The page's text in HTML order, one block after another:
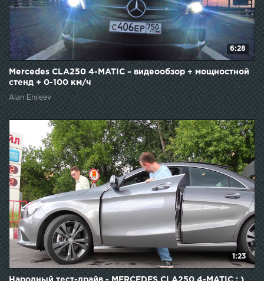
6:28
Mercedes CLA250 4-MATIC – видеообзор + мощностной
стенд + 0-100 км/ч
Alan Enileev
1:23